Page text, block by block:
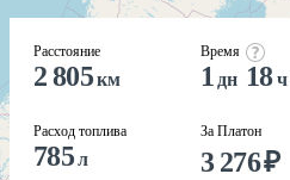
Расстояние
2 805км
Расход топлива
785л
Время
1 дн 18ч
За Платон
3 276₽